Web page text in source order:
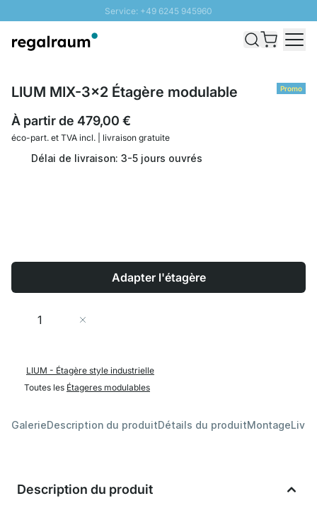
Service: +49 6245 945960
Livraison rapide - Livraison gratuite dès 100€
Promo
LIUM MIX-3x2 Étagère modulable
À partir de 479,00 €
éco-part. et TVA incl. | livraison gratuite
Délai de livraison: 3-5 jours ouvrés
Adapter l'étagère
Quantité
LIUM - Étagère style industrielle
Toutes les Étageres modulables
GalerieDescription du produitDétails du produitMontage
Description du produit